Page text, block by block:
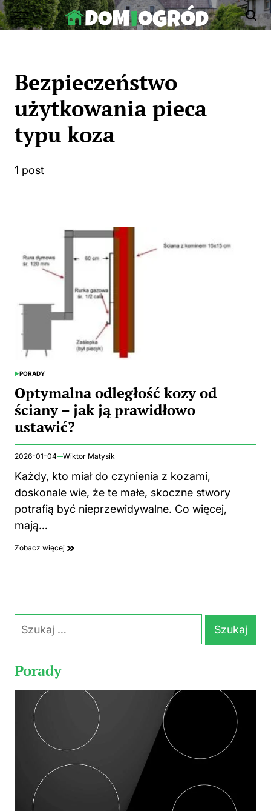
Skip
to
Bezpieczeństwo
użytkowania pieca
typu koza
1 post
POSTED
PORADY
Optymalna odległość kozy od
ściany – jak ją prawidłowo
ustawić?
2026-01-04 Wiktor Matysik
Każdy, kto miał do czynienia z kozami,
doskonale wie, że te małe, skoczne stwory
potrafią być nieprzewidywalne. Co więcej,
mają…
Zobacz więcej
Szukaj:
Porady